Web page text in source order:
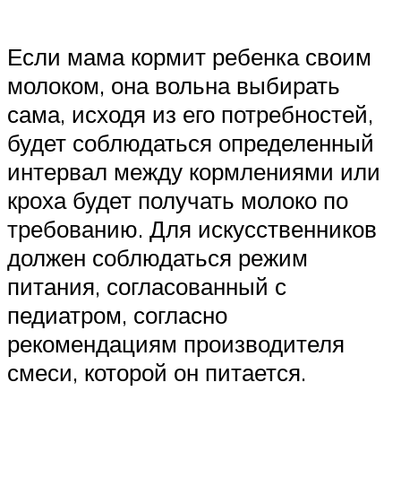
Если мама кормит ребенка своим
молоком, она вольна выбирать
сама, исходя из его потребностей,
будет соблюдаться определенный
интервал между кормлениями или
кроха будет получать молоко по
требованию. Для искусственников
должен соблюдаться режим
питания, согласованный с
педиатром, согласно
рекомендациям производителя
смеси, которой он питается.